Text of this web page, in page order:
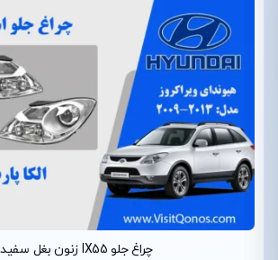
چراغ جلو IX55 زنون بغل سفید